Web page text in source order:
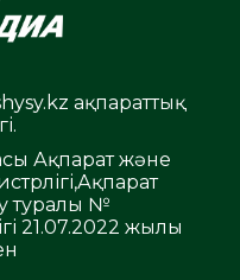
ақпараттық
Ақпарат және
туралы №
21.07.2022 жылы